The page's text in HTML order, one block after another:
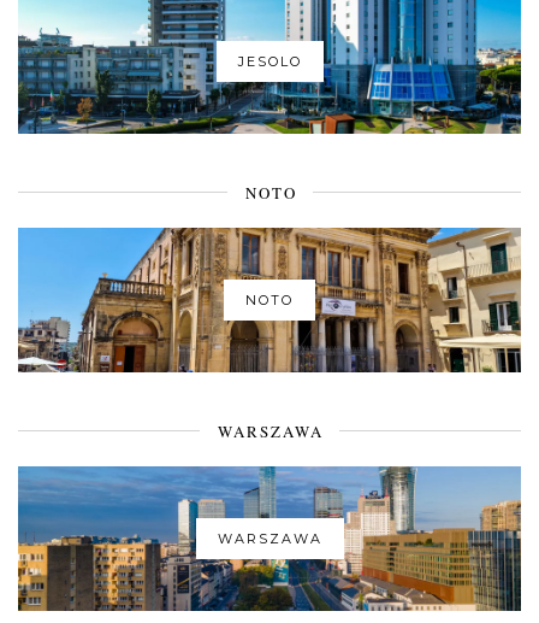
JESOLO
NOTO
NOTO
WARSZAWA
WARSZAWA